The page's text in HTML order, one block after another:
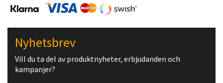
Nyhetsbrev
Vill du ta del av produktnyheter, erbjudanden och
kampanjer?